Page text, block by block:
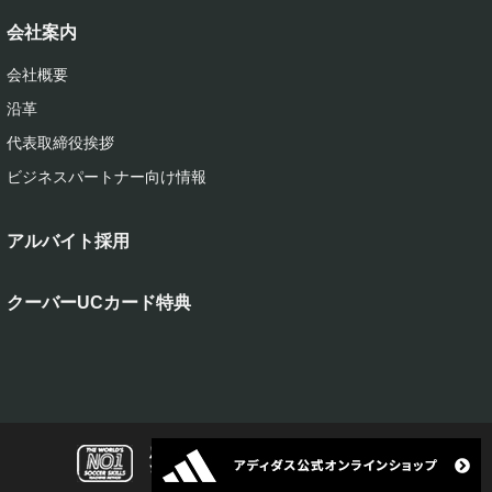
会社案内
会社概要
沿革
代表取締役挨拶
ビジネスパートナー向け情報
アルバイト採用
クーバーUCカード特典